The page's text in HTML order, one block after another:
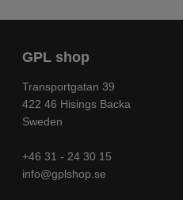
GPL shop
Transportgatan 39
422 46 Hisings Backa
Sweden
+46 31 - 24 30 15
info@gplshop.se